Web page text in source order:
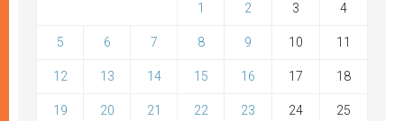
1 2 3 4
5 6 7 8 9 10 11
12 13 14 15 16 17 18
19 20 21 22 23 24 25